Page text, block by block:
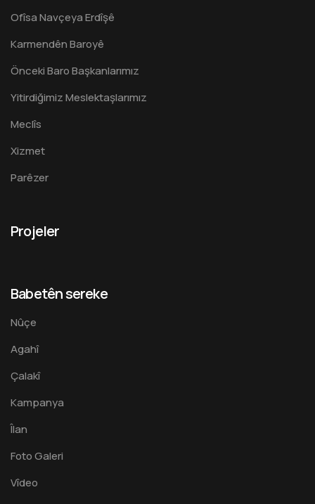
Ofîsa Navçeya Erdîşê
Karmendên Baroyê
Önceki Baro Başkanlarımız
Yitirdiğimiz Meslektaşlarımız
Meclîs
Xizmet
Parêzer
Projeler
Babetên sereke
Nûçe
Agahî
Çalakî
Kampanya
Îlan
Foto Galeri
Vîdeo